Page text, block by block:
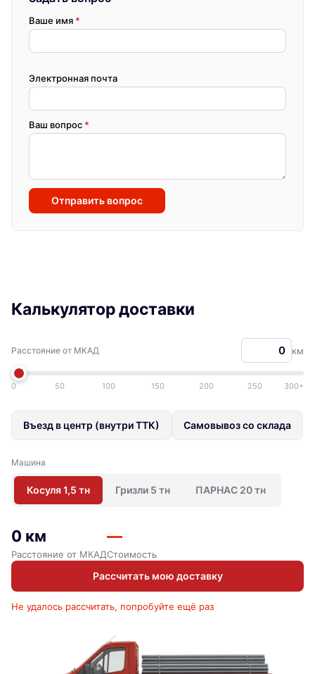
Ваше имя *
Электронная почта
Ваш вопрос *
Отправить вопрос
Калькулятор доставки
Расстояние от МКАД км
0 50 100 150 200 250 300+
Въезд в центр (внутри ТТК) Самовывоз со склада
Машина
Косуля 1,5 тн Гризли 5 тн ПАРНАС 20 тн
0 км
Расстояние от МКАД
—
Стоимость
Рассчитать мою доставку
Не удалось рассчитать, попробуйте ещё раз